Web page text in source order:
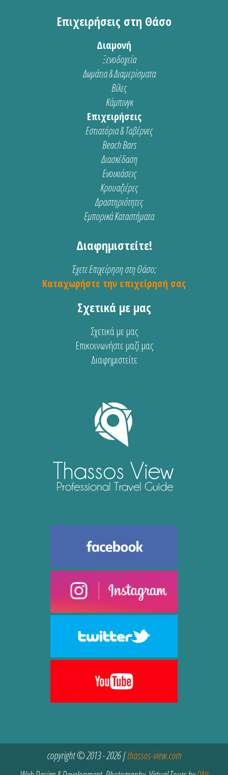
Επιχειρήσεις στη Θάσο
Διαμονή
Ξενοδοχεία
Δωμάτια & Διαμερίσματα
Βίλες
Κάμπινγκ
Επιχειρήσεις
Εστιατόρια & Ταβέρνες
Beach Bars
Διασκέδαση
Ενοικιάσεις
Κρουαζιέρες
Δραστηριότητες
Εμπορικά Καταστήματα
Διαφημιστείτε!
Έχετε Επιχείρηση στη Θάσο;
Καταχωρήστε την επιχείρησή σας
Σχετικά με μας
Σχετικά με μας
Επικοινωνήστε μαζί μας
Διαφημιστείτε
copyright © 2013 - 2026 |thassos-view.com